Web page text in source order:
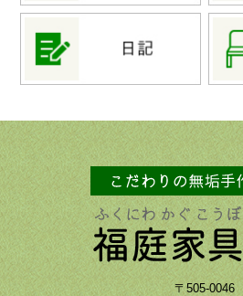
〒505-0046